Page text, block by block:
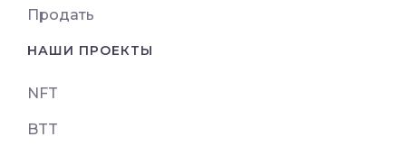
Продать
НАШИ ПРОЕКТЫ
NFT
BTT